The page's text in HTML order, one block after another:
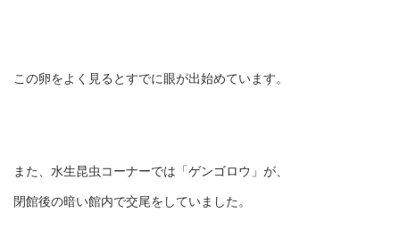
この卵をよく見るとすでに眼が出始めています。
また、 水生昆虫コーナーでは「ゲンゴロウ」が、
閉館後の暗い館内で交尾をしていました。